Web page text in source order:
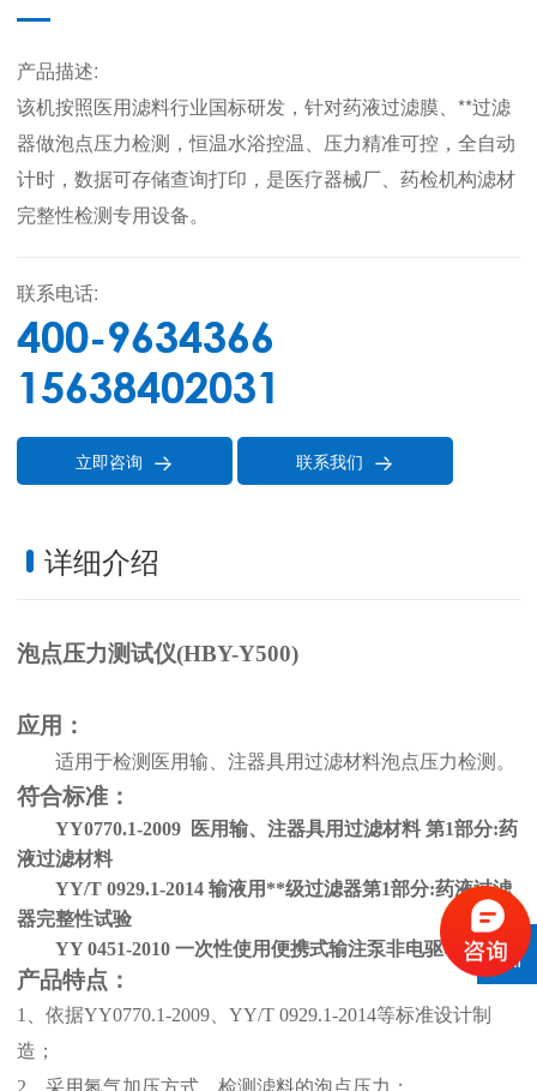
产品描述:
该机按照医用滤料行业国标研发，针对药液过滤膜、**过滤
器做泡点压力检测，恒温水浴控温、压力精准可控，全自动
计时，数据可存储查询打印，是医疗器械厂、药检机构滤材
完整性检测专用设备。
联系电话:
400-9634366
15638402031
立即咨询  联系我们 
详细介绍
泡点压力测试仪(HBY-Y500)
应用：
适用于检测医用输、注器具用过滤材料泡点压力检测。
符合标准：
YY0770.1-2009 医用输、注器具用过滤材料 第1部分:药
液过滤材料
YY/T 0929.1-2014 输液用**级过滤器第1部分:药液过滤
器完整性试验
YY 0451-2010 一次性使用便携式输注泵非电驱动
产品特点 ：
1、 依据YY0770.1-2009、YY/T 0929.1-2014等标准设计制
造；
2、 采用氮气加压方式，检测滤料的泡点压力 ；